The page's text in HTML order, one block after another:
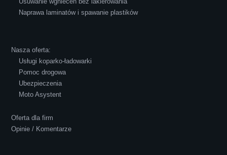
Polecam S-Car.pl, szybka i bardzo miła
Naprawa laminatów i spawanie plastików
Nasza oferta:
Usługi koparko-ładowarki
Pomoc drogowa
Ubezpieczenia
Moto Asystent
Oferta dla firm
Opinie / Komentarze